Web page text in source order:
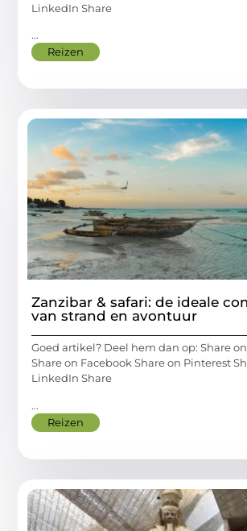
LinkedIn Share
...
Reizen
Zanzibar & safari: de ideale
van strand en avontuur
Goed artikel? Deel hem dan op: Share
Share on Facebook Share on Pinterest
LinkedIn Share
...
Reizen